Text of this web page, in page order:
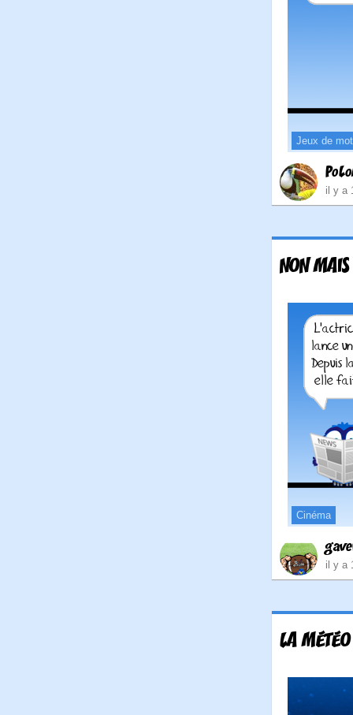
Jeux de
il y a
NON
Cinéma
il y a
LA